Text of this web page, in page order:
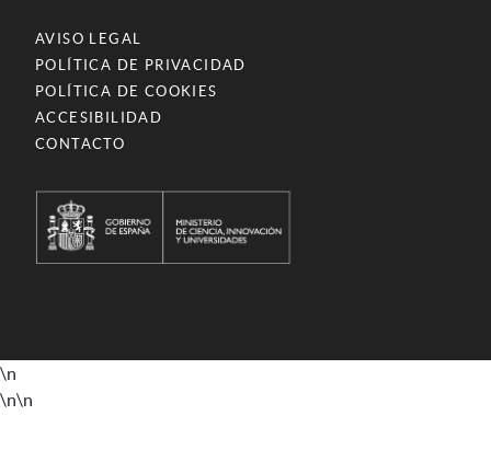
AVISO LEGAL
POLÍTICA DE PRIVACIDAD
POLÍTICA DE COOKIES
ACCESIBILIDAD
CONTACTO
\n
\n\n